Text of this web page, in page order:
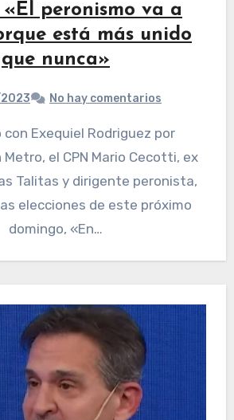
«El peronismo va a
está más unido
que nunca»
No hay comentarios
el CPN Mario Cecotti, ex
Talitas y dirigente peronista,
elecciones de este próximo
domingo, «En…